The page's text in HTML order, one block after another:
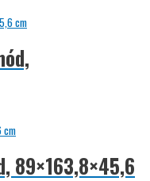
89×163,8×45,6